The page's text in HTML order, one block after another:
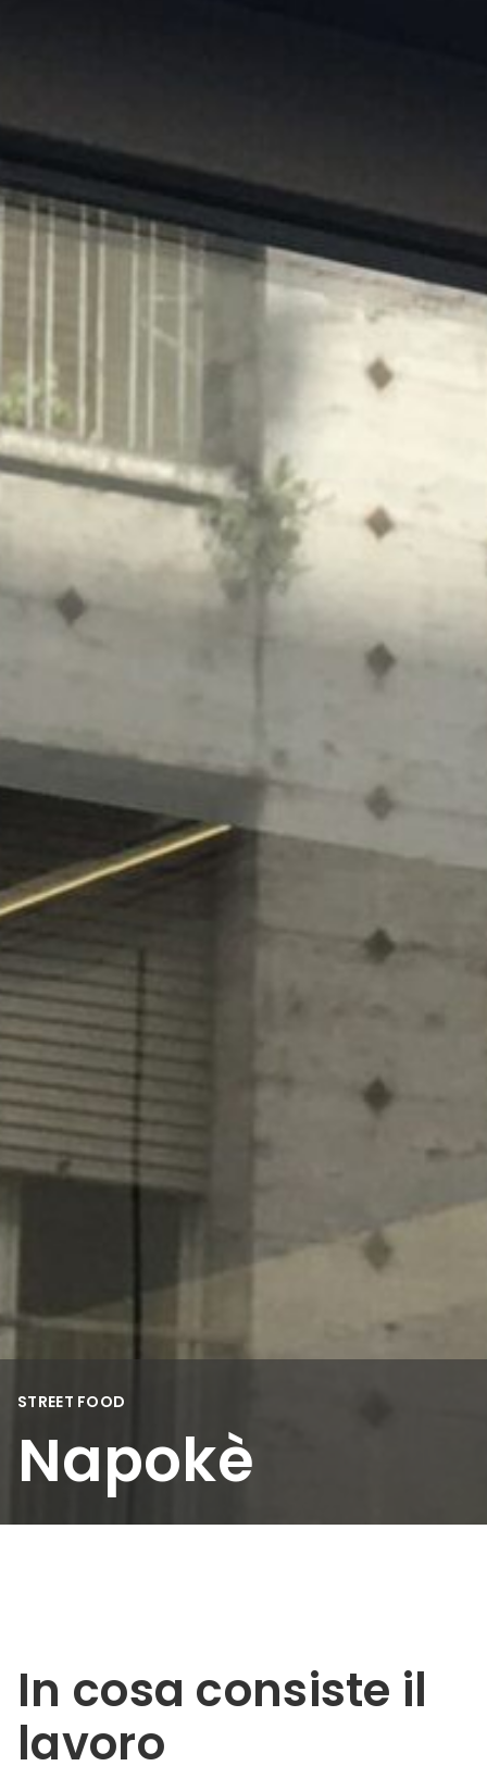
STREET FOOD
Napokè
In cosa consiste il
lavoro